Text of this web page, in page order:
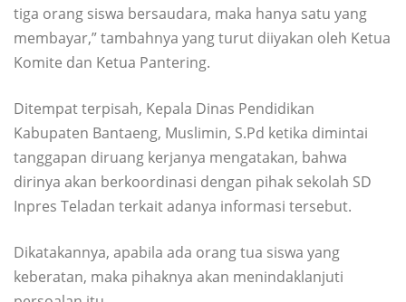
tiga orang siswa bersaudara, maka hanya satu yang
membayar,” tambahnya yang turut diiyakan oleh Ketua
Komite dan Ketua Pantering.
Ditempat terpisah, Kepala Dinas Pendidikan
Kabupaten Bantaeng, Muslimin, S.Pd ketika dimintai
tanggapan diruang kerjanya mengatakan, bahwa
dirinya akan berkoordinasi dengan pihak sekolah SD
Inpres Teladan terkait adanya informasi tersebut.
Dikatakannya, apabila ada orang tua siswa yang
keberatan, maka pihaknya akan menindaklanjuti